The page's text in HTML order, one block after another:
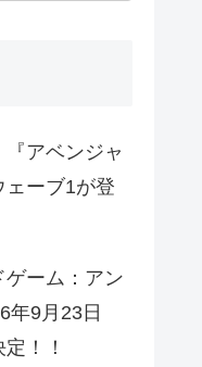
『アベンジャ
ェーブ1が登
ゲーム：アン
年9月23日
！！